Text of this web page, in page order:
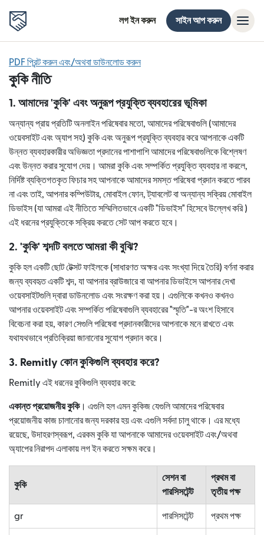
লগ ইন করুন সাইন আপ করুন
PDF প্রিন্ট করুন এবং/অথবা ডাউনলোড করুন
কুকি নীতি
1. আমাদের 'কুকি' এবং অনুরূপ প্রযুক্তি ব্যবহারের ভূমিকা
অন্যান্য প্রায় প্রতিটি অনলাইন পরিষেবার মতো, আমাদের পরিষেবাগুলি (আমাদের
ওয়েবসাইট এবং অ্যাপ সহ) কুকি এবং অনুরূপ প্রযুক্তি ব্যবহার করে আপনাকে একটি
উন্নত ব্যবহারকারীর অভিজ্ঞতা প্রদানের পাশাপাশি আমাদের পরিষেবাগুলিকে বিশ্লেষণ
এবং উন্নত করার সুযোগ দেয়। আমরা কুকি এবং সম্পর্কিত প্রযুক্তি ব্যবহার না করলে,
নির্দিষ্ট ব্যক্তিগতকৃত ফিচার সহ আপনাকে আমাদের সমস্ত পরিষেবা প্রদান করতে পারব
না এবং তাই, আপনার কম্পিউটার, মোবাইল ফোন, ট্যাবলেট বা অন্যান্য সক্রিয় মোবাইল
ডিভাইস (যা আমরা এই নীতিতে সম্মিলিতভাবে একটি "ডিভাইস" হিসেবে উল্লেখ করি )
এই ধরনের প্রযুক্তিকে সক্রিয় করতে সেট আপ করতে হবে।
2. 'কুকি' শব্দটি বলতে আমরা কী বুঝি?
কুকি হল একটি ছোট টেক্সট ফাইলকে (সাধারণত অক্ষর এবং সংখ্যা দিয়ে তৈরি) বর্ণনা করার
জন্য ব্যবহৃত একটি শব্দ, যা আপনার ব্রাউজারে বা আপনার ডিভাইসে আপনার দেখা
ওয়েবসাইটগুলি দ্বারা ডাউনলোড এবং সংরক্ষণ করা হয়। এগুলিকে কখনও কখনও
আপনার ওয়েবসাইট এবং সম্পর্কিত পরিষেবাগুলি ব্যবহারের "স্মৃতি"-র অংশ হিসাবে
বিবেচনা করা হয়, কারণ সেগুলি পরিষেবা প্রদানকারীদের আপনাকে মনে রাখতে এবং
যথাযথভাবে প্রতিক্রিয়া জানানোর সুযোগ প্রদান করে।
3. Remitly কোন কুকিগুলি ব্যবহার করে?
Remitly এই ধরনের কুকিগুলি ব্যবহার করে:
একান্ত প্রয়োজনীয় কুকি। এগুলি হল এমন কুকিজ যেগুলি আমাদের পরিষেবার
প্রয়োজনীয় কাজ চালানোর জন্য দরকার হয় এবং এগুলি সর্বদা চালু থাকে। এর মধ্যে
রয়েছে, উদাহরণস্বরূপ, এরকম কুকি যা আপনাকে আমাদের ওয়েবসাইট এবং/অথবা
অ্যাপের নিরাপদ এলাকায় লগ ইন করতে সক্ষম করে।
কুকি
সেশন বা
পারসিসটেন্ট
প্রথম বা
তৃতীয় পক্ষ
gr পারসিসটেন্ট প্রথম পক্ষ